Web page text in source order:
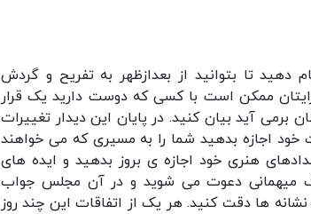
دهید تا بتوانید از بعدازظهر به تفریح و گردش
ممکن است با کسی که دوست دارید یک قرار
آید بیان کنید. در پایان این دیدار تغییرات
خود اجازه بدهید شما را به مسیری که می خواهند
هنری خود اجازه ی بروز بدهید و ایده های
یک میهمانی دعوت می شوید و در آن مجلس جواب
نشانه ها دقت کنید. هر یک از اتفاقات این چند روز